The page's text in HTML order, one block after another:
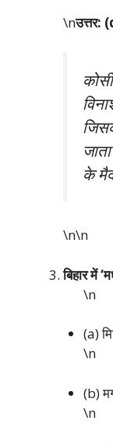
\nउत्तर:
के
\n\n
बिहार में
\n
(a)
\n
(b)
\n